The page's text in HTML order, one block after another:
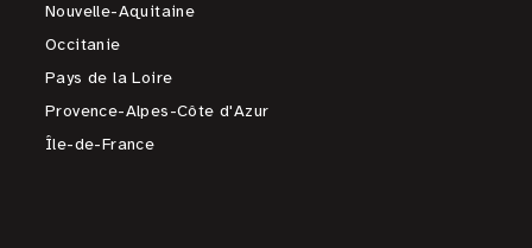
Nouvelle-Aquitaine
Occitanie
Pays de la Loire
Provence-Alpes-Côte d'Azur
Île-de-France